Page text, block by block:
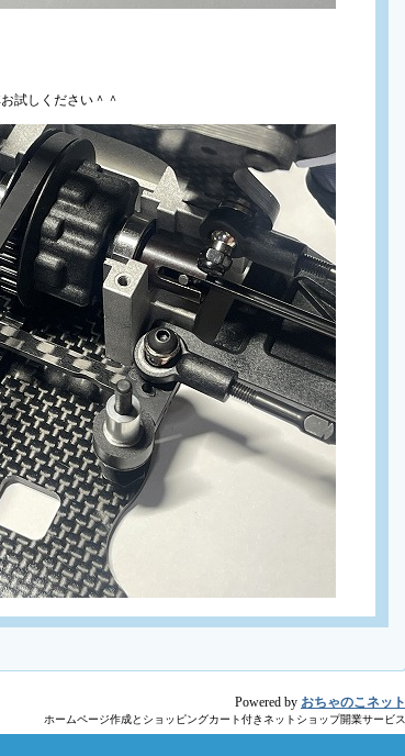
試しください＾＾
Powered by おちゃのこネット
ホームページ作成とショッピングカート付きネットショップ開業サービス